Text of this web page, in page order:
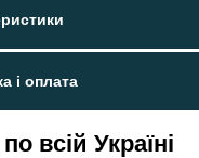
і оплата
всій Україні